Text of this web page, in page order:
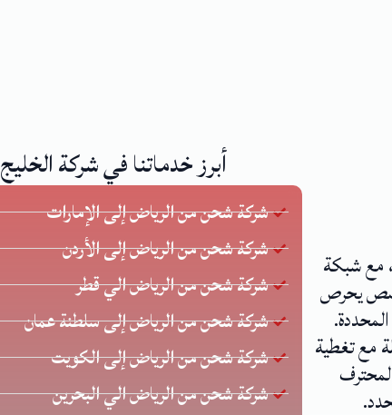
مع شبكة
المتخصص يحرص
مع تغطية
المحترف
أبرز خدماتنا في شركة الخليج
شركة شحن من الرياض إلى الإمارات
شركة شحن من الرياض إلى الأردن
شركة شحن من الرياض الي قطر
شركة شحن من الرياض إلى سلطنة عمان
شركة شحن من الرياض إلى الكويت
شركة شحن من الرياض الي البحرين